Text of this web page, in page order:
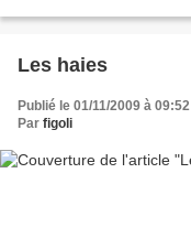
Les haies
Publié le 01/11/2009 à 09:52
Par figoli